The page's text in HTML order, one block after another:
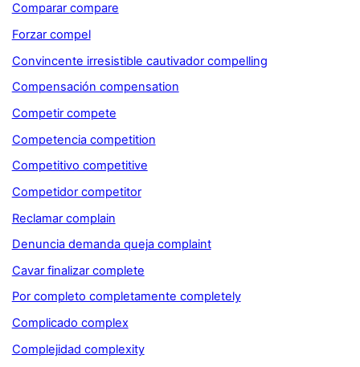
Comparar compare
Forzar compel
Convincente irresistible cautivador compelling
Compensación compensation
Competir compete
Competencia competition
Competitivo competitive
Competidor competitor
Reclamar complain
Denuncia demanda queja complaint
Cavar finalizar complete
Por completo completamente completely
Complicado complex
Complejidad complexity